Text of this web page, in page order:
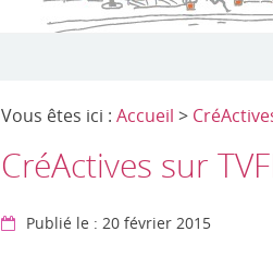
Vous êtes ici : Accueil >
CréActives sur
Publié le : 20 février 2015